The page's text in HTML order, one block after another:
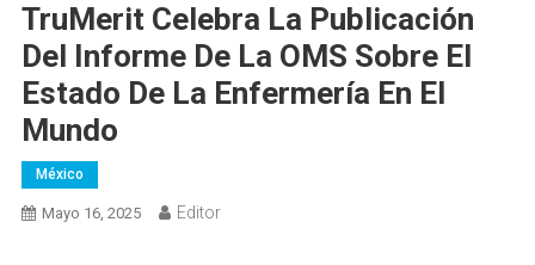
TruMerit Celebra La Publicación
Del Informe De La OMS Sobre El
Estado De La Enfermería En El
Mundo
México
Mayo 16, 2025 Editor